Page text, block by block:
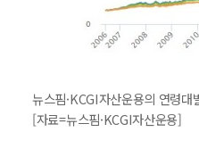
뉴스핌·KCGI자산운용의 연령
[자료=뉴스핌·KCGI자산운용]